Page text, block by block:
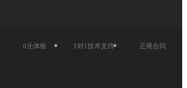
0元体验 1对1技术支持 正规合同